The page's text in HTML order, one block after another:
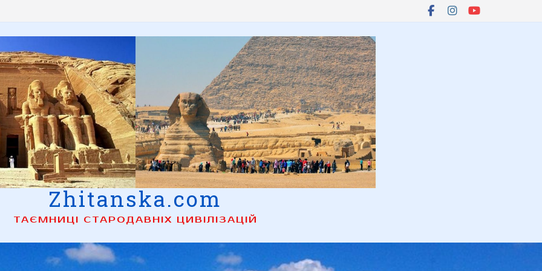
Zhitanska.com
ТАЄМНИЦІ СТАРОДАВНІХ ЦИВІЛІЗАЦІЙ